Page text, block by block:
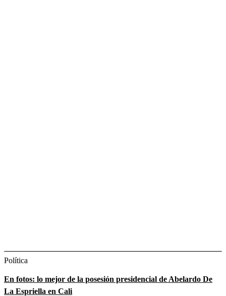
Política
En fotos: lo mejor de la posesión presidencial de Abelardo De
La Espriella en Cali